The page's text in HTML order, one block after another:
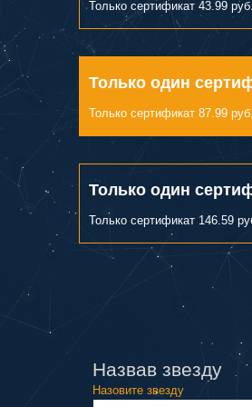
Только сертификат 43.99
Только один
Только сертификат 87.99
Только один
Только сертификат 146.59
Назвав звезду
Назовите звезду